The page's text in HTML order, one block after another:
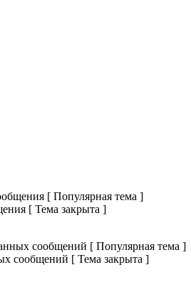
[ Популярная тема ]
[ Тема закрыта ]
сообщений [ Популярная тема ]
сообщений [ Тема закрыта ]